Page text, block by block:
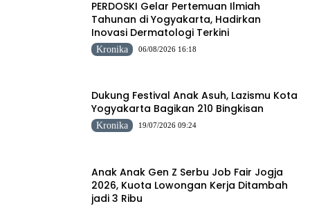
PERDOSKI Gelar Pertemuan Ilmiah
Tahunan di Yogyakarta, Hadirkan
Inovasi Dermatologi Terkini
Kronika 06/08/2026 16:18
Dukung Festival Anak Asuh, Lazismu Kota
Yogyakarta Bagikan 210 Bingkisan
Kronika 19/07/2026 09:24
Anak Anak Gen Z Serbu Job Fair Jogja
2026, Kuota Lowongan Kerja Ditambah
jadi 3 Ribu